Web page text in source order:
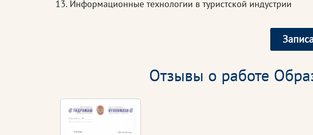
Информационные технологии в туристской индустрии
Отзывы о работе